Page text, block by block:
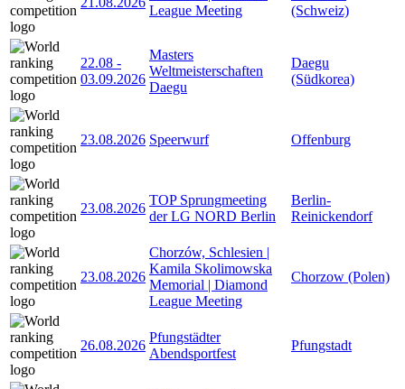
League Meeting
(Schweiz)
22.08 -
03.09.2026
Masters
Weltmeisterschaften
Daegu
Daegu
(Südkorea)
23.08.2026 Speerwurf Offenburg
23.08.2026
TOP Sprungmeeting
der LG NORD Berlin
Berlin-
Reinickendorf
23.08.2026
Chorzów, Schlesien |
Kamila Skolimowska
Memorial | Diamond
League Meeting
Chorzow (Polen)
26.08.2026
Pfungstädter
Abendsportfest
Pfungstadt